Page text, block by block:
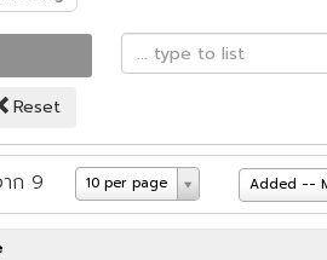
Reset
ก 9 10 per page Added --